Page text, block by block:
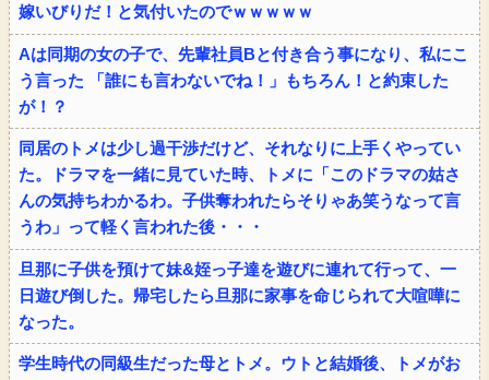
嫁いびりだ！と気付いたのでｗｗｗｗｗ
Aは同期の女の子で、先輩社員Bと付き合う事になり、私にこ
う言った 「誰にも言わないでね！」もちろん！と約束した
が！？
同居のトメは少し過干渉だけど、それなりに上手くやってい
た。ドラマを一緒に見ていた時、トメに「このドラマの姑さ
んの気持ちわかるわ。子供奪われたらそりゃあ笑うなって言
うわ」って軽く言われた後・・・
旦那に子供を預けて妹&姪っ子達を遊びに連れて行って、一
日遊び倒した。帰宅したら旦那に家事を命じられて大喧嘩に
なった。
学生時代の同級生だった母とトメ。ウトと結婚後、トメがお